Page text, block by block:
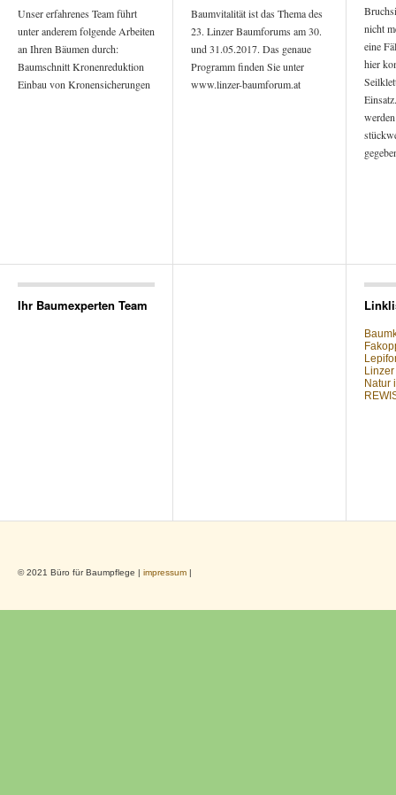
Unser erfahrenes Team führt
unter anderem folgende Arbeiten
an Ihren Bäumen durch:
Baumschnitt Kronenreduktion
Einbau von Kronensicherungen
Baumvitalität ist das Thema des
23. Linzer Baumforums am 30.
und 31.05.2017. Das genaue
Programm finden Sie unter
www.linzer-baumforum.at
nicht
eine
hier
Ihr Baumexperten Team
Natur
© 2021 Büro für Baumpflege | impressum |